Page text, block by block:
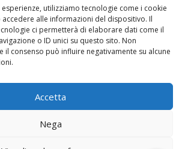
utilizziamo tecnologie come i cookie
alle informazioni del dispositivo. Il
ci permetterà di elaborare dati come il
o ID unici su questo sito. Non
il consenso può influire negativamente su alcune
Accetta
Nega
Necrologi Casale Monferrato
Necrologi Piemonte